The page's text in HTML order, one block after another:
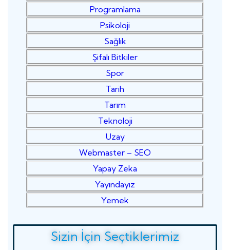
Programlama
Psikoloji
Sağlık
Şifalı Bitkiler
Spor
Tarih
Tarım
Teknoloji
Uzay
Webmaster – SEO
Yapay Zeka
Yayındayız
Yemek
Sizin İçin Seçtiklerimiz